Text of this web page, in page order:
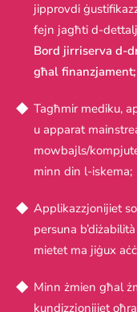
jipprovdi
fejn jagħti d-
Bord jirriserva d-
għal finanzjament;
Tagħmir mediku,
u apparat
mowbajls/
minn din l-iskema;
Applikazzjonijiet
persuna
mietet ma jiġux
Minn żmien għal
kundizzjonijiet